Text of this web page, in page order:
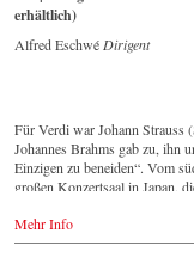
erhältlich)
Alfred Eschwé Dirigent
Für Verdi war Johann Strauss
Johannes Brahms gab zu, ihn
Einzigen zu beneiden“. Vom
großen Konzertsaal in Japan,
Die neue CD – eingespielt
Mehr Info